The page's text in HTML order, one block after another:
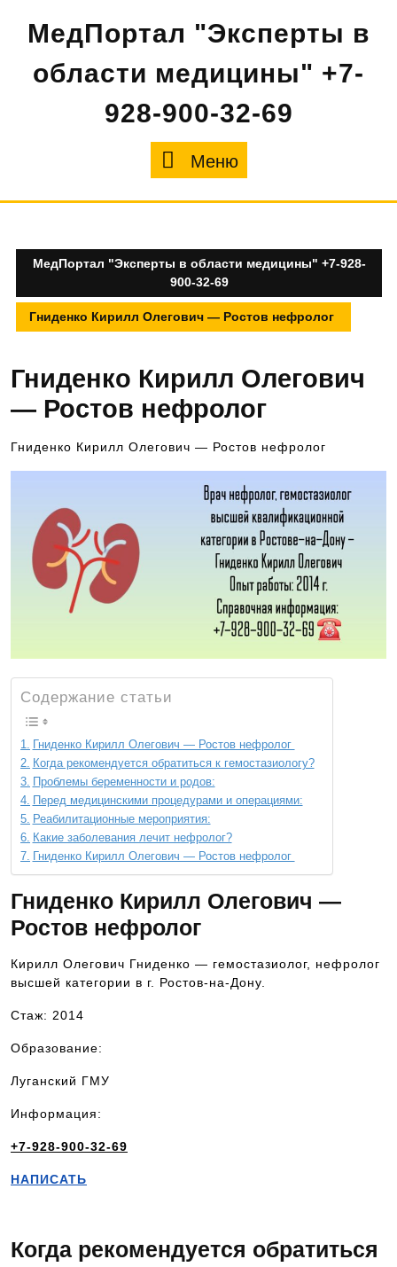
содержимому
МедПортал "Эксперты в
области медицины" +7-
928-900-32-69
Меню
МедПортал "Эксперты в области медицины" +7-928-
900-32-69
Гниденко Кирилл Олегович — Ростов нефролог
Гниденко Кирилл Олегович
— Ростов нефролог
Гниденко Кирилл Олегович — Ростов нефролог
Содержание статьи
Гниденко Кирилл Олегович — Ростов нефролог
Когда рекомендуется обратиться к гемостазиологу?
Проблемы беременности и родов:
Перед медицинскими процедурами и операциями:
Реабилитационные мероприятия:
Какие заболевания лечит нефролог?
Гниденко Кирилл Олегович — Ростов нефролог
Гниденко Кирилл Олегович —
Ростов нефролог
Кирилл Олегович Гниденко — гемостазиолог, нефролог
высшей категории в г. Ростов-на-Дону.
Стаж: 2014
Образование:
Луганский ГМУ
Информация:
+7-928-900-32-69
НАПИСАТЬ
Когда рекомендуется обратиться